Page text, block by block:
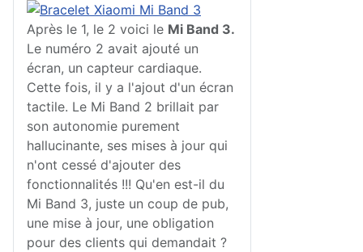
Après le 1, le 2 voici le Mi Band 3.
Le numéro 2 avait ajouté un
écran, un capteur cardiaque.
Cette fois, il y a l'ajout d'un écran
tactile. Le Mi Band 2 brillait par
son autonomie purement
hallucinante, ses mises à jour qui
n'ont cessé d'ajouter des
fonctionnalités !!! Qu'en est-il du
Mi Band 3, juste un coup de pub,
une mise à jour, une obligation
pour des clients qui demandait ?